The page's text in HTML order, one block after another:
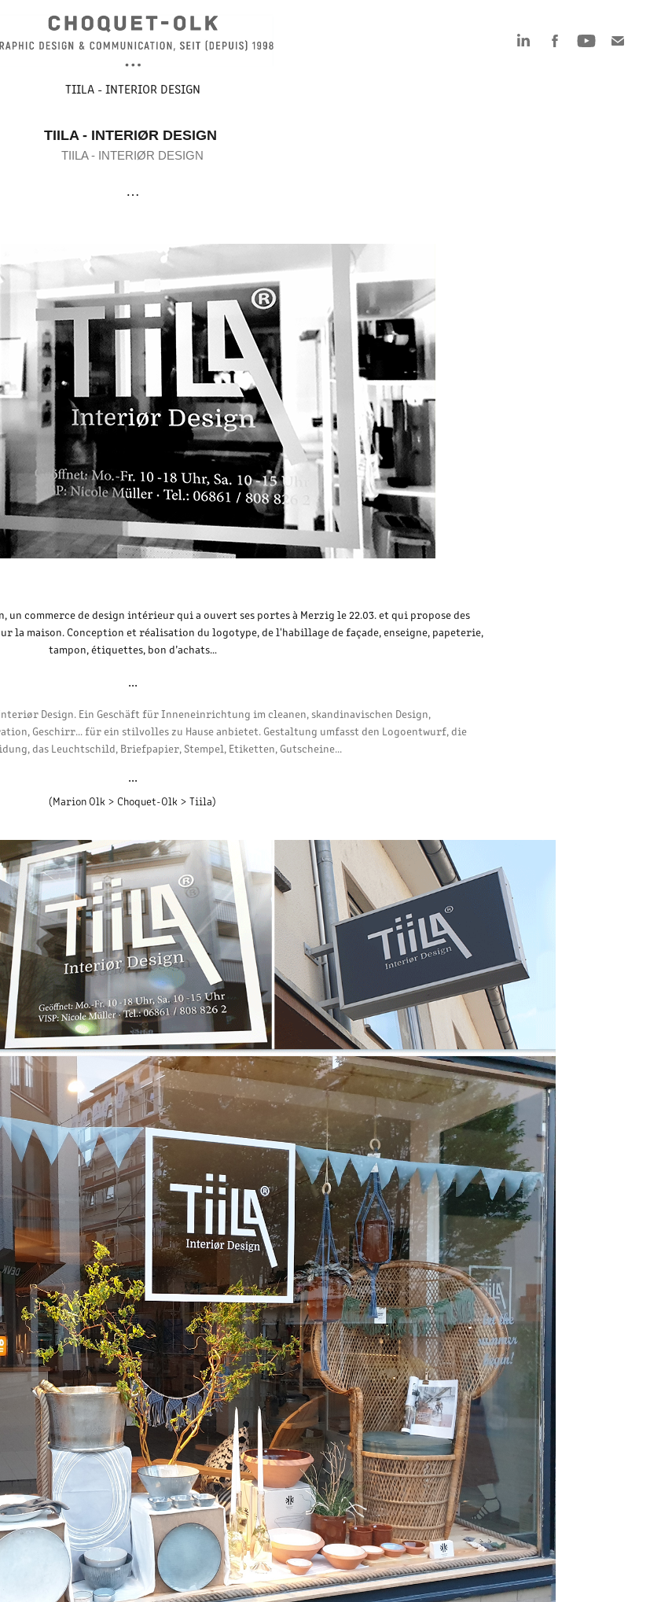
TIILA - INTERIOR DESIGN
TIILA - INTERIØR DESIGN
TIILA - INTERIØR DESIGN
…
commerce de design intérieur qui a ouvert ses portes à Merzig le 22.03. et qui propose des
la maison. Conception et réalisation du logotype, de l'habillage de façade, enseigne, papeterie,
tampon, étiquettes, bon d’achats…
...​​​​​​​
Design. Ein Geschäft für Inneneinrichtung im cleanen, skandinavischen Design,
Geschirr... für ein stilvolles zu Hause anbietet. Gestaltung umfasst den Logoentwurf, die
das Leuchtschild, Briefpapier, Stempel, Etiketten, Gutscheine...
...​​​​​​​​​​​​​​
(Marion Olk > Choquet-Olk > Tiila)